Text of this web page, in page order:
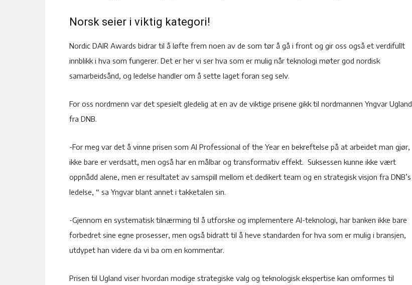
Norsk seier i viktig kategori!
Nordic DAIR Awards bidrar til å løfte frem noen av de som tør å gå i front og gir oss også et verdifullt
innblikk i hva som fungerer. Det er her vi ser hva som er mulig når teknologi møter god nordisk
samarbeidsånd, og ledelse handler om å sette laget foran seg selv.
For oss nordmenn var det spesielt gledelig at en av de viktige prisene gikk til nordmannen Yngvar Ugland
fra DNB.
-For meg var det å vinne prisen som AI Professional of the Year en bekreftelse på at arbeidet man gjør,
ikke bare er verdsatt, men også har en målbar og transformativ effekt. Suksessen kunne ikke vært
oppnådd alene, men er resultatet av samspill mellom et dedikert team og en strategisk visjon fra DNB’s
ledelse, “ sa Yngvar blant annet i takketalen sin.
-Gjennom en systematisk tilnærming til å utforske og implementere AI-teknologi, har banken ikke bare
forbedret sine egne prosesser, men også bidratt til å heve standarden for hva som er mulig i bransjen,
utdypet han videre da vi ba om en kommentar.
Prisen til Ugland viser hvordan modige strategiske valg og teknologisk ekspertise kan omformes til